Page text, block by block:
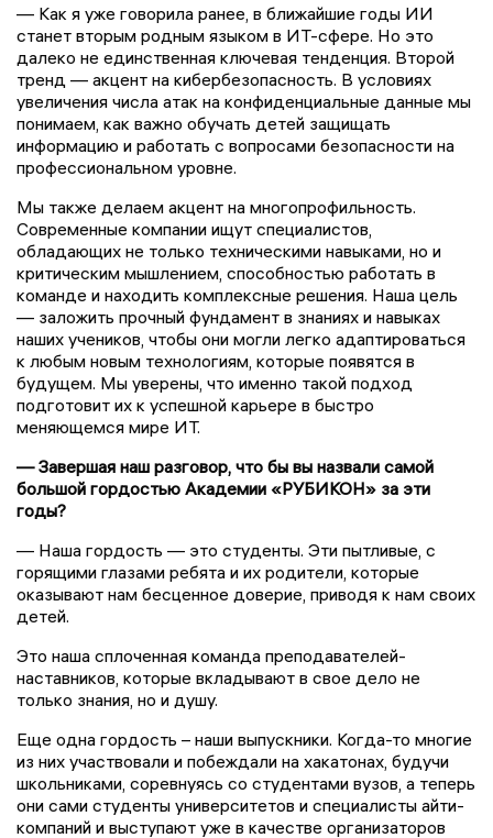
— Как я уже говорила ранее, в ближайшие годы ИИ
станет вторым родным языком в ИТ-сфере. Но это
далеко не единственная ключевая тенденция. Второй
тренд — акцент на кибербезопасность. В условиях
увеличения числа атак на конфиденциальные данные мы
понимаем, как важно обучать детей защищать
информацию и работать с вопросами безопасности на
профессиональном уровне.
Мы также делаем акцент на многопрофильность.
Современные компании ищут специалистов,
обладающих не только техническими навыками, но и
критическим мышлением, способностью работать в
команде и находить комплексные решения. Наша цель
— заложить прочный фундамент в знаниях и навыках
наших учеников, чтобы они могли легко адаптироваться
к любым новым технологиям, которые появятся в
будущем. Мы уверены, что именно такой подход
подготовит их к успешной карьере в быстро
меняющемся мире ИТ.
— Завершая наш разговор, что бы вы назвали самой
большой гордостью Академии «РУБИКОН» за эти
годы?
— Наша гордость — это студенты. Эти пытливые, с
горящими глазами ребята и их родители, которые
оказывают нам бесценное доверие, приводя к нам своих
детей.
Это наша сплоченная команда преподавателей-
наставников, которые вкладывают в свое дело не
только знания, но и душу.
Еще одна гордость – наши выпускники. Когда-то многие
из них участвовали и побеждали на хакатонах, будучи
школьниками, соревнуясь со студентами вузов, а теперь
они сами студенты университетов и специалисты айти-
компаний и выступают уже в качестве организаторов